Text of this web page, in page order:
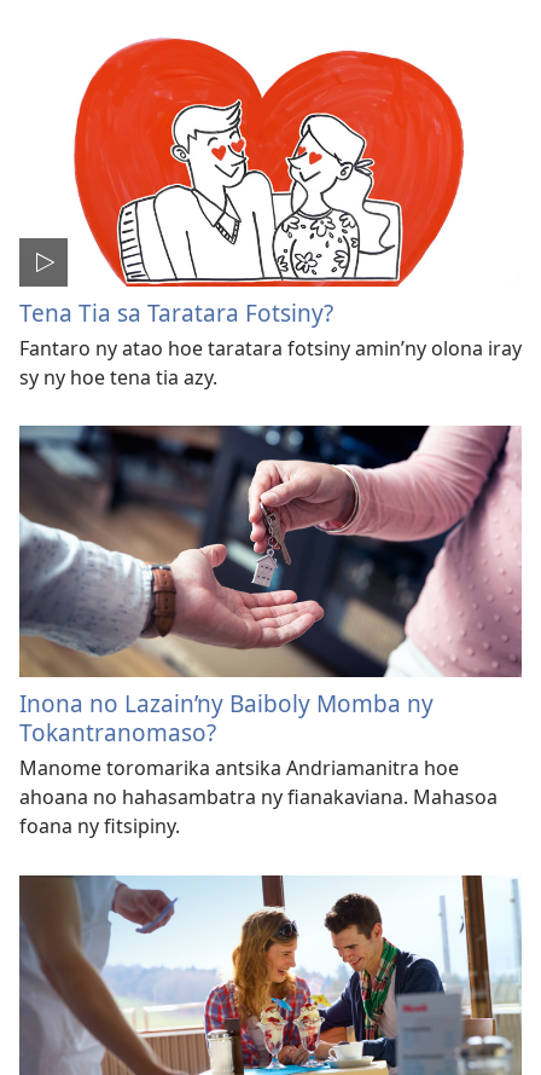
Tena Tia sa Taratara Fotsiny?
Fantaro ny atao hoe taratara fotsiny amin’ny olona iray
sy ny hoe tena tia azy.
Inona no Lazain’ny Baiboly Momba ny
Tokantranomaso?
Manome toromarika antsika Andriamanitra hoe
ahoana no hahasambatra ny fianakaviana. Mahasoa
foana ny fitsipiny.